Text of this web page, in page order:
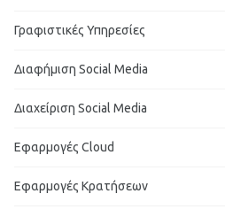
Γραφιστικές Υπηρεσίες
Διαφήμιση Social Media
Διαχείριση Social Media
Εφαρμογές Cloud
Εφαρμογές Κρατήσεων